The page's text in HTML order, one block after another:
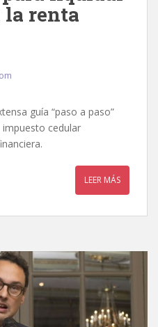
la renta
guía “paso a paso”
cedular
LEER MÁS